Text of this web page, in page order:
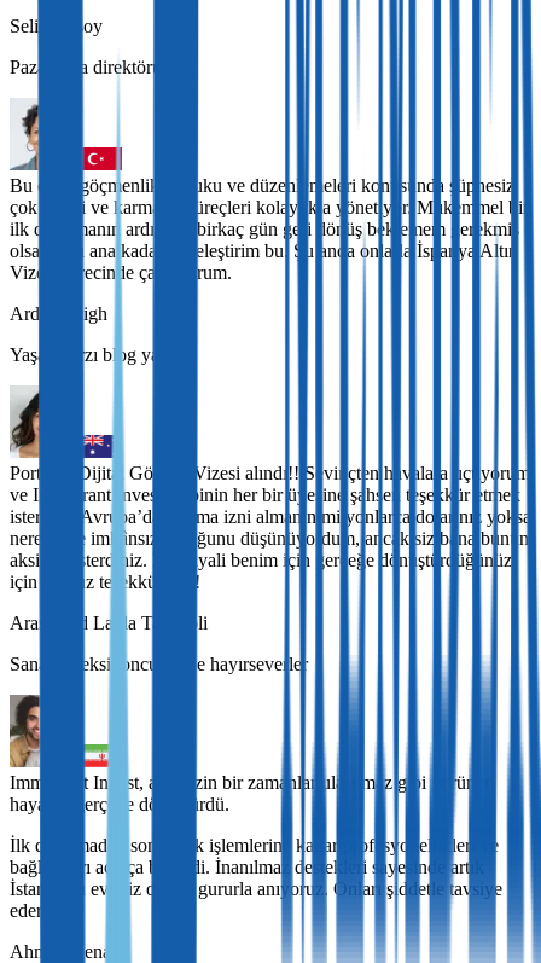
Selin Aksoy
Pazarlama direktörü
Bu ekip, göçmenlik hukuku ve düzenlemeleri konusunda şüphesiz
çok bilgili ve karmaşık süreçleri kolaylıkla yönetiyor. Mükemmel bir
ilk danışmanın ardından birkaç gün geri dönüş beklemem gerekmiş
olsa da şu ana kadar tek eleştirim bu. Şu anda onlarla İspanya Altın
Vizesi sürecinde çalışıyorum.
Arden Leigh
Yaşam tarzı blog yazarı
Portekiz Dijital Göçebe Vizesi alındı!! Sevinçten havalara uçuyorum
ve Immigrant Invest ekibinin her bir üyesine şahsen teşekkür etmek
isterdim! Avrupa’da oturma izni almanın milyonlarca dolarınız yoksa
neredeyse imkânsız olduğunu düşünüyordum, ancak siz bana bunun
aksini gösterdiniz. Bu hayali benim için gerçeğe dönüştürdüğünüz
için sonsuz teşekkürler!!!
Arash and Layla Tavakoli
Sanat koleksiyoncuları ve hayırseverler
Immigrant Invest, ailemizin bir zamanlar ulaşılmaz gibi görünen
hayalini gerçeğe dönüştürdü.
İlk danışmadan son evrak işlemlerine kadar profesyonellikleri ve
bağlılıkları açıkça belliydi. İnanılmaz destekleri sayesinde artık
İstanbul’u evimiz olarak gururla anıyoruz. Onları şiddetle tavsiye
ederim!
Ahmed Benali